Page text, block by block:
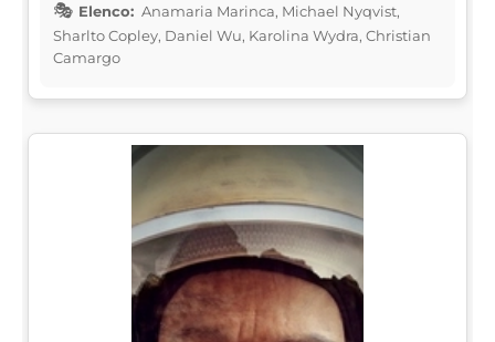
Elenco: Anamaria Marinca, Michael Nyqvist,
Sharlto Copley, Daniel Wu, Karolina Wydra, Christian
Camargo